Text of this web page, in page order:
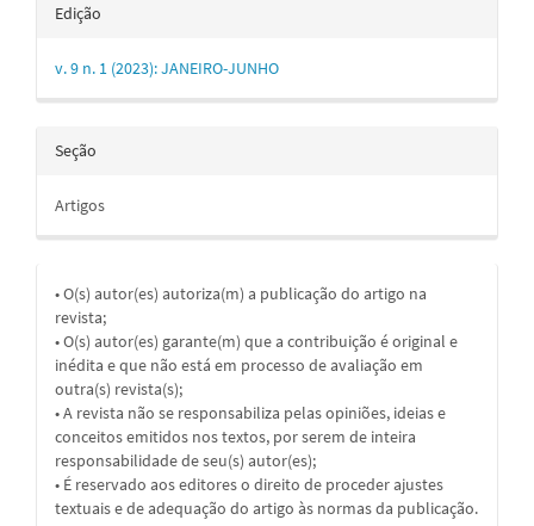
Edição
v. 9 n. 1 (2023): JANEIRO-JUNHO
Seção
Artigos
• O(s) autor(es) autoriza(m) a publicação do artigo na
revista;
• O(s) autor(es) garante(m) que a contribuição é original e
inédita e que não está em processo de avaliação em
outra(s) revista(s);
• A revista não se responsabiliza pelas opiniões, ideias e
conceitos emitidos nos textos, por serem de inteira
responsabilidade de seu(s) autor(es);
• É reservado aos editores o direito de proceder ajustes
textuais e de adequação do artigo às normas da publicação.